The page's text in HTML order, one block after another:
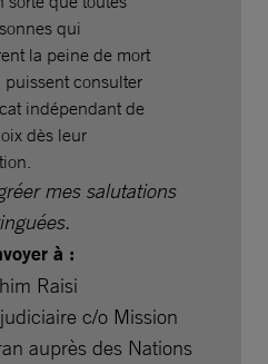
qui
la peine de mort
puissent consulter
indépendant de
dès leur
mes salutations
à :
Raisi
c/o Mission
auprès des Nations